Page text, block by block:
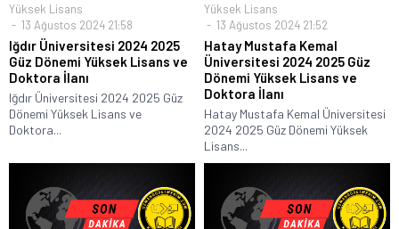
Yüksek Lisans
13 Ağustos 2024 21:58
Iğdır Üniversitesi 2024 2025
Güz Dönemi Yüksek Lisans ve
Doktora İlanı
Iğdır Üniversitesi 2024 2025 Güz
Dönemi Yüksek Lisans ve
Doktora...
Yüksek Lisans
13 Ağustos 2024 21:52
Hatay Mustafa Kemal
Üniversitesi 2024 2025 Güz
Dönemi Yüksek Lisans ve
Doktora İlanı
Hatay Mustafa Kemal Üniversitesi
2024 2025 Güz Dönemi Yüksek
Lisans...